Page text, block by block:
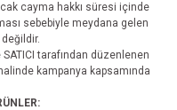
cayma hakkı süresi içinde
sebebiyle meydana gelen
SATICI tarafından düzenlenen
kampanya kapsamında